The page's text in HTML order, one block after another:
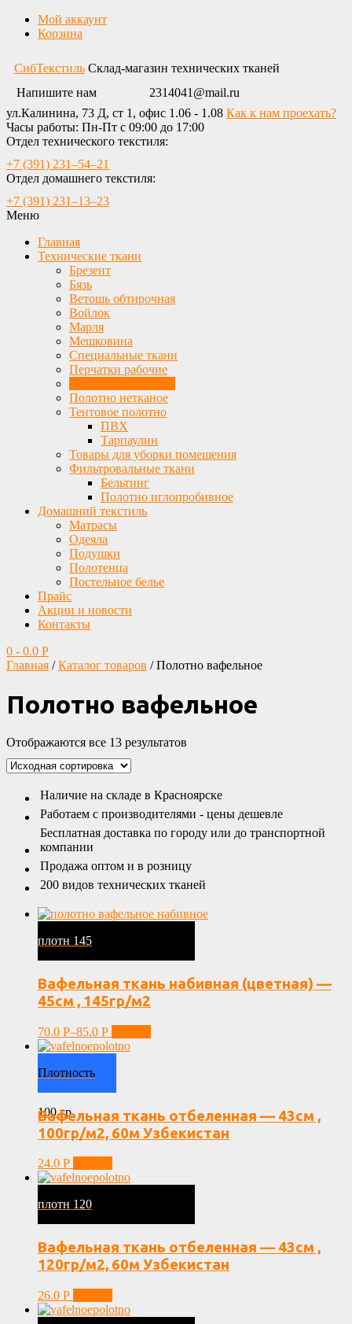
Мой аккаунт
Корзина
СибТекстиль Склад-магазин технических тканей
Напишите нам
2314041@mail.ru
ул.Калинина, 73 Д, ст 1, офис 1.06 - 1.08 Как к нам проехать?
Часы работы: Пн-Пт с 09:00 до 17:00
Отдел технического текстиля:
+7 (391) 231‒54‒21
Отдел домашнего текстиля:
+7 (391) 231‒13‒23
Меню
Главная
Технические ткани
Брезент
Бязь
Ветошь обтирочная
Войлок
Марля
Мешковина
Специальные ткани
Перчатки рабочие
Полотно нетканое
Тентовое полотно
ПВХ
Тарпаулин
Товары для уборки помещения
Фильтровальные ткани
Бельтинг
Полотно иглопробивное
Домашний текстиль
Матрасы
Одеяла
Подушки
Полотенца
Постельное белье
Прайс
Акции и новости
Контакты
0 - 0.0 Р
Главная /Каталог товаров / Полотно вафельное
Полотно вафельное
Отображаются все 13 результатов
Наличие на складе в Красноярске
Работаем с производителями - цены дешевле
Бесплатная доставка по городу или до транспортной
компании
Продажа оптом и в розницу
200 видов технических тканей
плотн 145
Вафельная ткань набивная (цветная) —
45см , 145гр/м2
70.0 Р–85.0 Р
Плотность
100 гр
Вафельная ткань отбеленная — 43см ,
100гр/м2, 60м Узбекистан
24.0 Р
плотн 120
Вафельная ткань отбеленная — 43см ,
120гр/м2, 60м Узбекистан
26.0 Р